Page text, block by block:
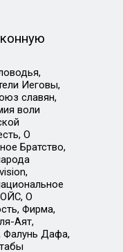
Иеговы,
славян,
воли
О
Братство,
О
Фирма,
Аят,
Фалунь Дафа,